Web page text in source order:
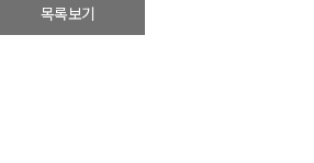
목록보기